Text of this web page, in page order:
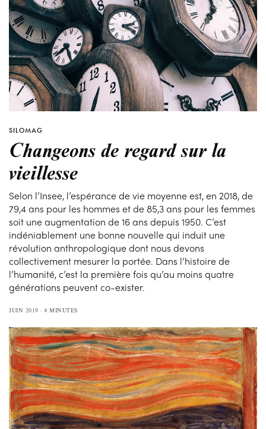
SILOMAG
Changeons de regard sur la
vieillesse
Selon l’Insee, l’espérance de vie moyenne est, en 2018, de
79,4 ans pour les hommes et de 85,3 ans pour les femmes
soit une augmentation de 16 ans depuis 1950. C’est
indéniablement une bonne nouvelle qui induit une
révolution anthropologique dont nous devons
collectivement mesurer la portée. Dans l’histoire de
l’humanité, c’est la première fois qu’au moins quatre
générations peuvent co-exister.
JUIN 2019 4 MINUTES